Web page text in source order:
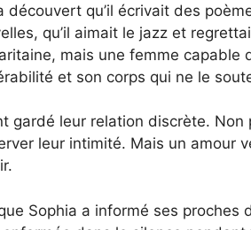
découvert qu’il écrivait des
qu’il aimait le jazz et
mais une femme capable
et son corps qui ne le
gardé leur relation discrète. Non
leur intimité. Mais un amour
Sophia a informé ses proches